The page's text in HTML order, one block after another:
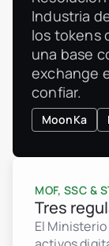
Industria
los tokens
una base
exchange
confiar.
MoonKa
MOF, SSC &
Tres
El